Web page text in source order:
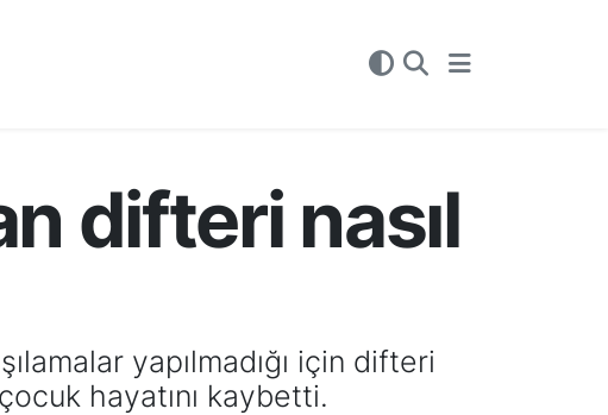
difteri nasıl
yapılmadığı için difteri
hayatını kaybetti.